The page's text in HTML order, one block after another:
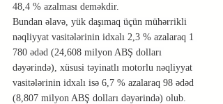
48,4 % azalması deməkdir.
Bundan əlavə, yük daşımaq üçün mühərrikli
nəqliyyat vasitələrinin idxalı 2,3 % azalaraq 1
780 ədəd (24,608 milyon ABŞ dolları
dəyərində), xüsusi təyinatlı motorlu nəqliyyat
vasitələrinin idxalı isə 6,7 % azalaraq 98 ədəd
(8,807 milyon ABŞ dolları dəyərində) olub.